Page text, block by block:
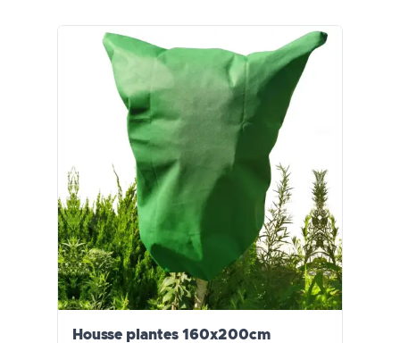
Housse plantes 160x200cm